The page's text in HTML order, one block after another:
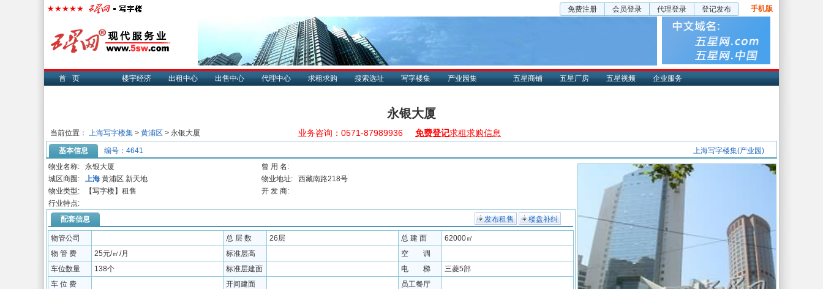
免费注册 会员登录 代理登录 登记发布 手机版
首页 楼宇经济 出租中心 出售中心 代理中心 求租求购 搜索选址 写字楼集 产业园集 五星商铺 五星厂房 五星视频 企业服务
永银大厦
当前位置： 上海写字楼集 > 黄浦区 > 永银大厦 业务咨询：0571-87989936 免费登记求租求购信息
基本信息 编号：4641
上海写字楼集(产业园)
物业名称:
永银大厦
曾 用 名:
城区商圈:
上海 黄浦区 新天地 物业地址:
西藏南路218号
物业类型:
【写字楼】租售
开 发 商:
行业特点:
发布租售
楼盘补纠
配套信息
物管公司 总 层 数 26层 总 建 面
62000㎡
物 管 费
25元/㎡/月 标准层高
空 调
车位数量
138个 标准层建面 电 梯
三菱5部
车 位 费
开间建面
员工餐厅